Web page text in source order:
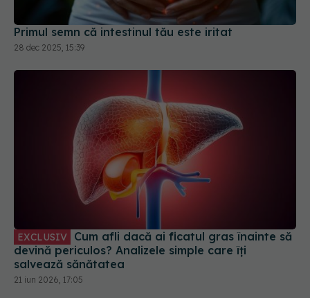
Primul semn că intestinul tău este iritat
28 dec 2025, 15:39
devină periculos? Analizele simple care îți
salvează sănătatea
21 iun 2026, 17:05